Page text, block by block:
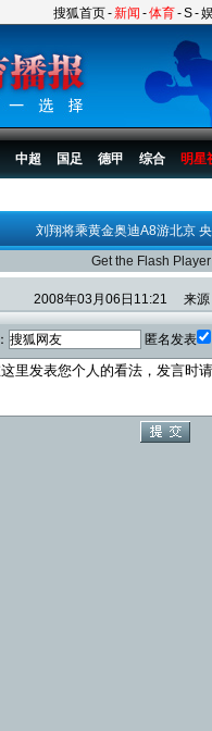
搜狐首页-新闻 -体育-S-
中超 国足 德甲 综合 明星
刘翔将乘黄金奥迪A8游北京
Get the Flash Player
2008年03月06日11:21 来
匿名发表